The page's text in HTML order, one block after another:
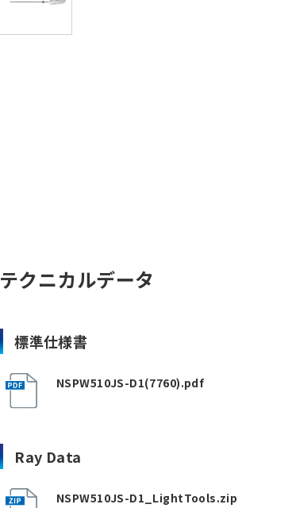
テクニカルデータ
標準仕様書
NSPW510JS-D1(7760).pdf
Ray Data
NSPW510JS-D1_LightTools.zip